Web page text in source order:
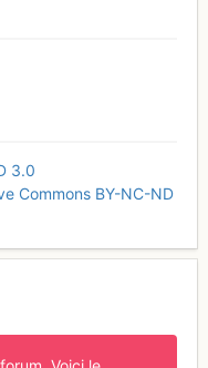
3.0
Commons BY-NC-ND